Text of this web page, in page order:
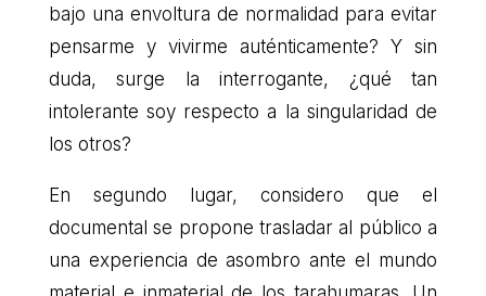
bajo una envoltura de normalidad para evitar
pensarme y vivirme auténticamente? Y sin
duda, surge la interrogante, ¿qué tan
intolerante soy respecto a la singularidad de
los otros?
En segundo lugar, considero que el
documental se propone trasladar al público a
una experiencia de asombro ante el mundo